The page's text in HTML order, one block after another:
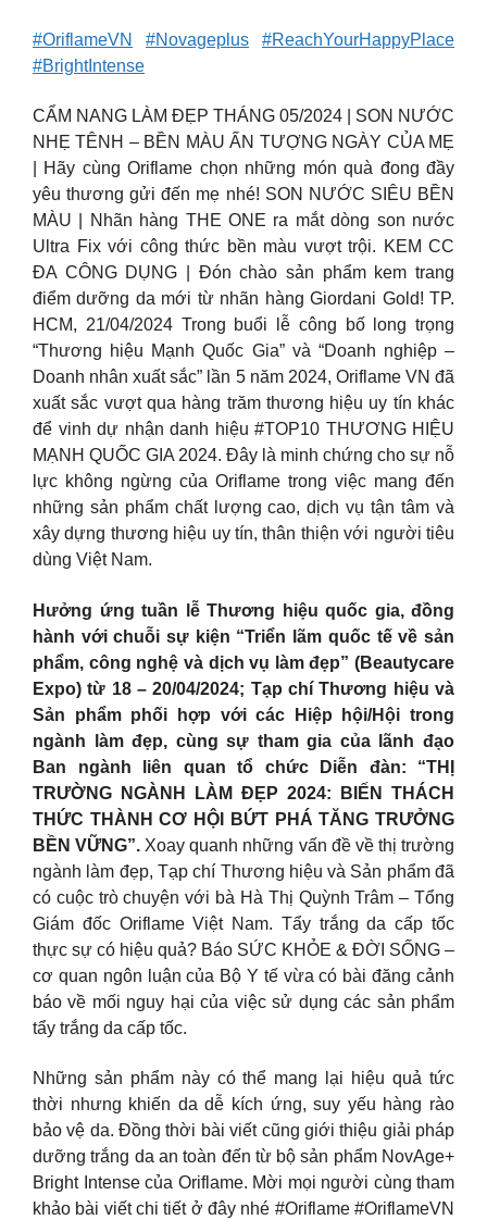
#OriflameVN #Novageplus
#ReachYourHappyPlace
#BrightIntense
CẨM NANG LÀM ĐẸP THÁNG 05/2024 | SON NƯỚC
NHẸ TÊNH – BỀN MÀU ẤN TƯỢNG NGÀY CỦA MẸ
| Hãy cùng Oriflame chọn những món quà đong đầy
yêu thương gửi đến mẹ nhé! SON NƯỚC SIÊU BỀN
MÀU | Nhãn hàng THE ONE ra mắt dòng son nước
Ultra Fix với công thức bền màu vượt trội. KEM CC
ĐA CÔNG DỤNG | Đón chào sản phẩm kem trang
điểm dưỡng da mới từ nhãn hàng Giordani Gold! TP.
HCM, 21/04/2024 Trong buổi lễ công bố long trọng
“Thương hiệu Mạnh Quốc Gia” và “Doanh nghiệp –
Doanh nhân xuất sắc” lần 5 năm 2024, Oriflame VN đã
xuất sắc vượt qua hàng trăm thương hiệu uy tín khác
để vinh dự nhận danh hiệu #TOP10 THƯƠNG HIỆU
MẠNH QUỐC GIA 2024. Đây là minh chứng cho sự nỗ
lực không ngừng của Oriflame trong việc mang đến
những sản phẩm chất lượng cao, dịch vụ tận tâm và
xây dựng thương hiệu uy tín, thân thiện với người tiêu
dùng Việt Nam.
Hưởng ứng tuần lễ Thương hiệu quốc gia, đồng
hành với chuỗi sự kiện “Triển lãm quốc tế về sản
phẩm, công nghệ và dịch vụ làm đẹp” (Beautycare
Expo) từ 18 – 20/04/2024; Tạp chí Thương hiệu và
Sản phẩm phối hợp với các Hiệp hội/Hội trong
ngành làm đẹp, cùng sự tham gia của lãnh đạo
Ban ngành liên quan tổ chức Diễn đàn: “THỊ
TRƯỜNG NGÀNH LÀM ĐẸP 2024: BIẾN THÁCH
THỨC THÀNH CƠ HỘI BỨT PHÁ TĂNG TRƯỞNG
BỀN VỮNG”. Xoay quanh những vấn đề về thị trường
ngành làm đẹp, Tạp chí Thương hiệu và Sản phẩm đã
có cuộc trò chuyện với bà Hà Thị Quỳnh Trâm – Tổng
Giám đốc Oriflame Việt Nam. Tẩy trắng da cấp tốc
thực sự có hiệu quả? Báo SỨC KHỎE & ĐỜI SỐNG –
cơ quan ngôn luận của Bộ Y tế vừa có bài đăng cảnh
báo về mối nguy hại của việc sử dụng các sản phẩm
tẩy trắng da cấp tốc.
Những sản phẩm này có thể mang lại hiệu quả tức
thời nhưng khiến da dễ kích ứng, suy yếu hàng rào
bảo vệ da. Đồng thời bài viết cũng giới thiệu giải pháp
dưỡng trắng da an toàn đến từ bộ sản phẩm NovAge+
Bright Intense của Oriflame. Mời mọi người cùng tham
khảo bài viết chi tiết ở đây nhé #Oriflame #OriflameVN